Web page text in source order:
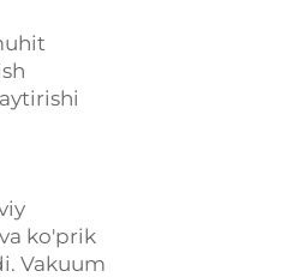
ko'prik
Vakuum